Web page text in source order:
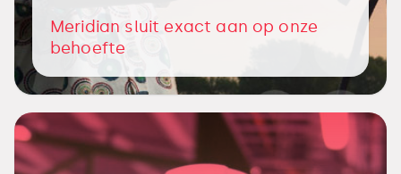
Meridian sluit exact aan op onze
behoefte